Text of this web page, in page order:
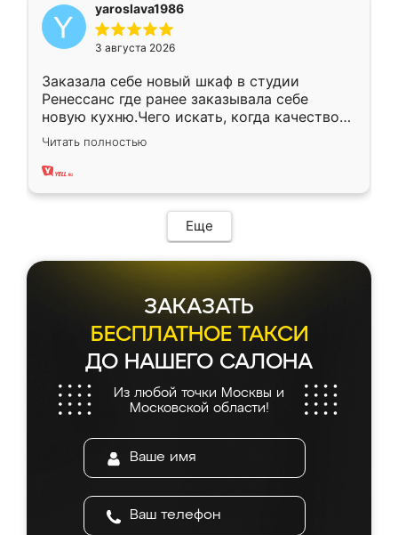
yaroslava1986
3 августа 2026
Заказала себе новый шкаф в студии
Ренессанс где ранее заказывала себе
новую кухню.Чего искать, когда качеством
вполне довольна. Служит кухня уже почти
два года, нареканий нет.
Читать полностью
Еще
ЗАКАЗАТЬ
БЕСПЛАТНОЕ ТАКСИ
ДО НАШЕГО САЛОНА
Из любой точки Москвы и
Московской области!